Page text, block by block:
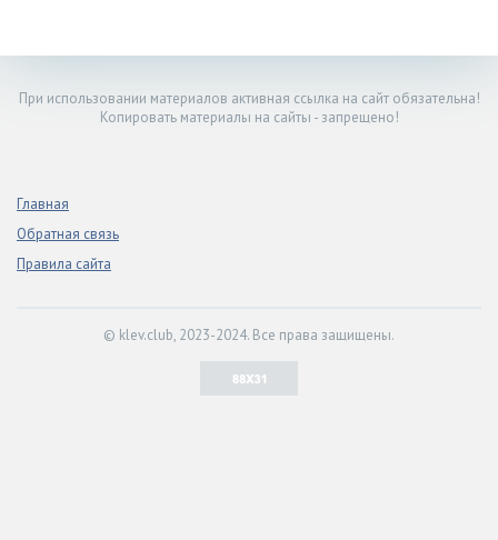
При использовании материалов активная ссылка на сайт обязательна!
Копировать материалы на сайты - запрещено!
Главная
Обратная связь
Правила сайта
© klev.club, 2023-2024. Все права защищены.